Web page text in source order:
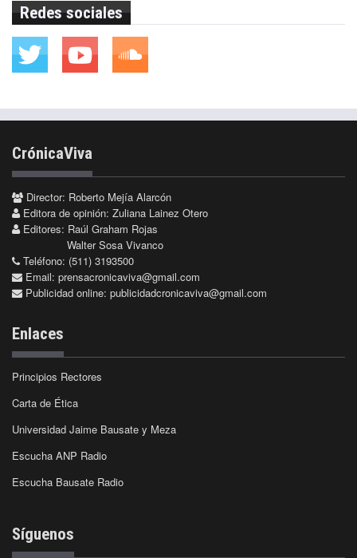
Redes sociales
CrónicaViva
Director: Roberto Mejía Alarcón
Editora de opinión: Zuliana Lainez Otero
Editores: Raúl Graham Rojas
Walter Sosa Vivanco
Teléfono: (511) 3193500
Email: prensacronicaviva@gmail.com
Publicidad online: publicidadcronicaviva@gmail.com
Enlaces
Principios Rectores
Carta de Ética
Universidad Jaime Bausate y Meza
Escucha ANP Radio
Escucha Bausate Radio
Síguenos